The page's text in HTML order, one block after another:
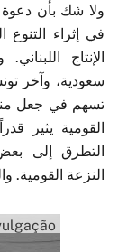
ولا شك بأن
في إثراء
الإنتاج
سعودية، وآخر
تسهم في جعل
القومية يثير
التطرق إلى
النزعة القومية.